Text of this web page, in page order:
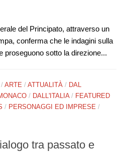
del Principato, attraverso un
conferma che le indagini sulla
proseguono sotto la direzione...
/ ARTE / ATTUALITÀ / DAL
/ DALL'ITALIA / FEATURED
/ PERSONAGGI ED IMPRESE /
tra passato e